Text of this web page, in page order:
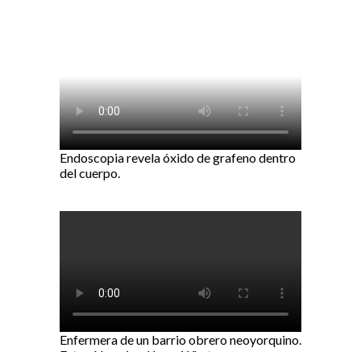
Endoscopia revela óxido de grafeno dentro
del cuerpo.
Enfermera de un barrio obrero neoyorquino.